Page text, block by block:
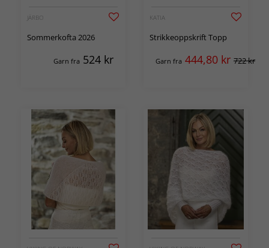
JÄRBO
Sommerkofta 2026
Garn fra 524 kr
KATIA
Strikkeoppskrift Topp
Garn fra 444,80 kr 722 kr